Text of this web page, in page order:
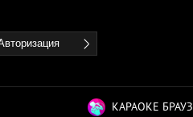
КАРАОКЕ